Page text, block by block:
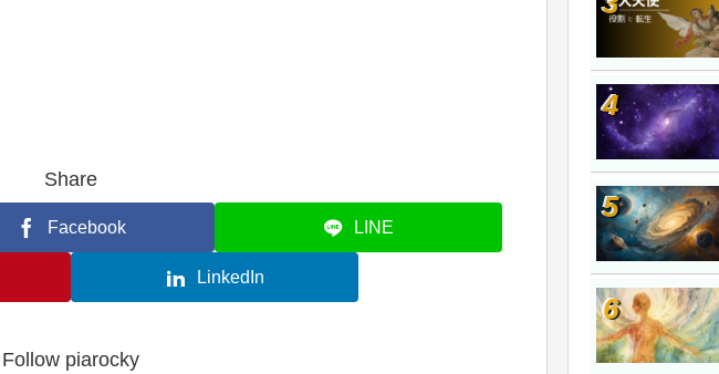
Share
Facebook LINE
LinkedIn
Follow piarocky